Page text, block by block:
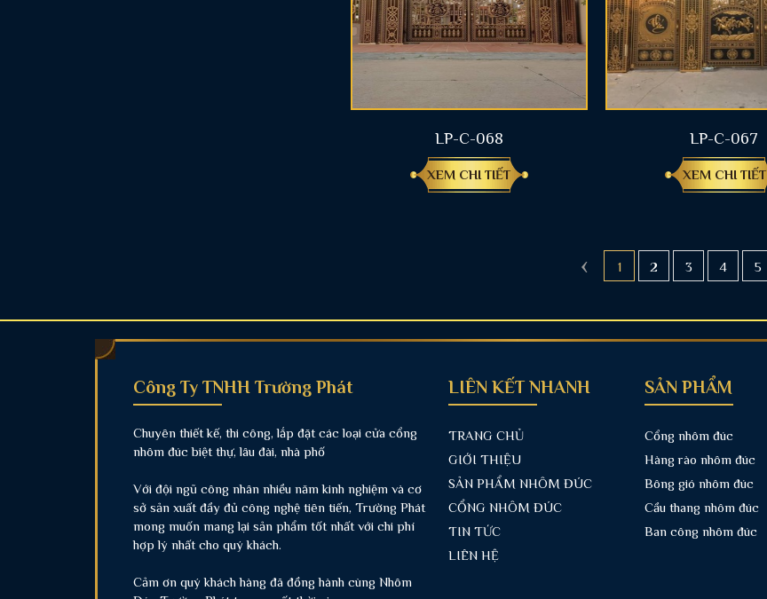
LP-C-068
XEM CHI TIẾT
LP-C-067
XEM CHI TIẾT
‹ 1 2 3 4 5
Công Ty TNHH Trường Phát
Chuyên thiết kế, thi công, lắp đặt các loại cửa cổng
nhôm đúc biệt thự, lâu đài, nhà phố
Với đội ngũ công nhân nhiều năm kinh nghiệm và cơ
sở sản xuất đầy đủ công nghệ tiên tiến, Trường Phát
mong muốn mang lại sản phẩm tốt nhất với chi phí
hợp lý nhất cho quý khách.
Cảm ơn quý khách hàng đã đồng hành cùng Nhôm
LIÊN KẾT NHANH
TRANG CHỦ
GIỚI THIỆU
SẢN PHẨM NHÔM ĐÚC
CỔNG NHÔM ĐÚC
TIN TỨC
LIÊN HỆ
SẢN PHẨM
Cổng nhôm đúc
Hàng rào nhôm đúc
Bông gió nhôm đúc
Cầu thang nhôm đúc
Ban công nhôm đúc